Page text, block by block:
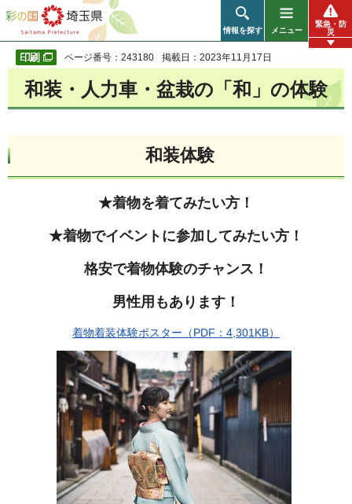
彩の国 埼玉県
情報を探す メニュー
緊急・防
災
ページ番号：243180 掲載日：2023年11月17日
和装・人力車・盆栽の「和」の体験
和装体験
★着物を着てみたい方！
★着物でイベントに参加してみたい方！
格安で着物体験のチャンス！
男性用もあります！
着物着装体験ポスター（PDF：4,301KB）